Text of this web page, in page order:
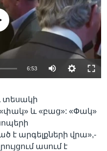
available
6:53
տեսակի
և «բաց»: «Փակ»
է արգելքների վրա»,-
ասում է